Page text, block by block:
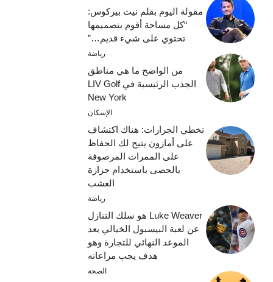
مقولة اليوم بقلم نيت بيركوس:
“كل مساحة أقوم بتصميمها
تحتوي على شيء قديم…”
رياضة
من الواضح ما هي مناطق
الجذب الرئيسية في LIV Golf
New York
الإسكان
تخطي الجرارات: هناك اكتشاف
على أمازون يتيح لك الحفاظ
على الممرات المرصوفة
بالحصى باستخدام جزازة
العشب
رياضة
Luke Weaver هو سلك التنازل
عن لعبة البيسبول الخيالي بعد
الموعد النهائي للتجارة وهو
هدف يجب مراعاته
الصحة